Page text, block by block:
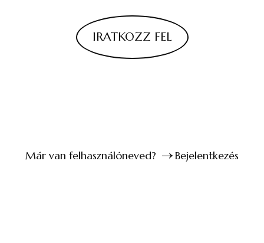
IRATKOZZ FEL
Már van felhasználóneved? Bejelentkezés